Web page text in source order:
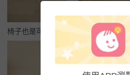
椅子也是可以自由組裝的，收納也很